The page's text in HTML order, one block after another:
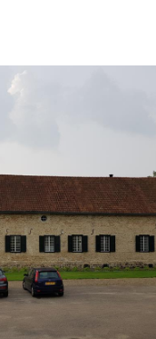
Profils befindet
übersetzt.